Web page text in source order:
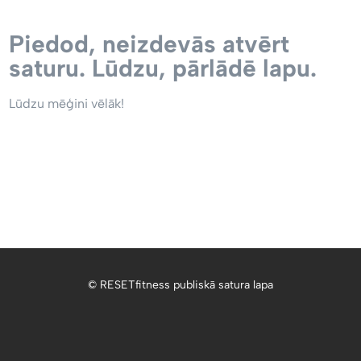
Piedod, neizdevās atvērt
saturu. Lūdzu, pārlādē lapu.
Lūdzu mēģini vēlāk!
© RESETfitness publiskā satura lapa